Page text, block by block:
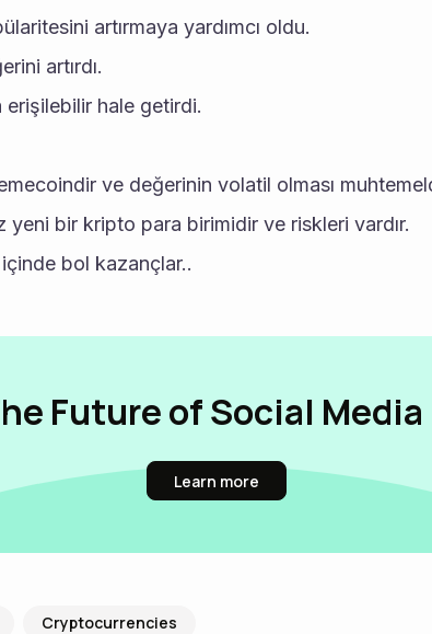
artırmaya yardımcı oldu.
artırdı.
hale getirdi.
ve değerinin volatil olması
yeni bir kripto para birimidir ve riskleri vardır.
bol kazançlar..
Future of Social Media
Learn more
Cryptocurrencies